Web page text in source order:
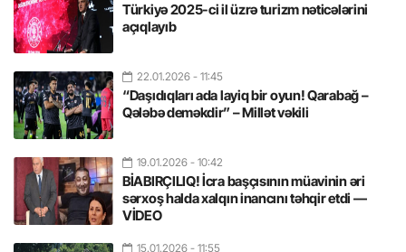
Türkiyə 2025-ci il üzrə turizm nəticələrini
açıqlayıb
22.01.2026 - 11:45
“Daşıdıqları ada layiq bir oyun! Qarabağ –
Qələbə deməkdir” – Millət vəkili
19.01.2026 - 10:42
BİABIRÇILIQ! İcra başçısının müavinin əri
sərxoş halda xalqın inancını təhqir etdi —
VİDEO
15.01.2026 - 11:55